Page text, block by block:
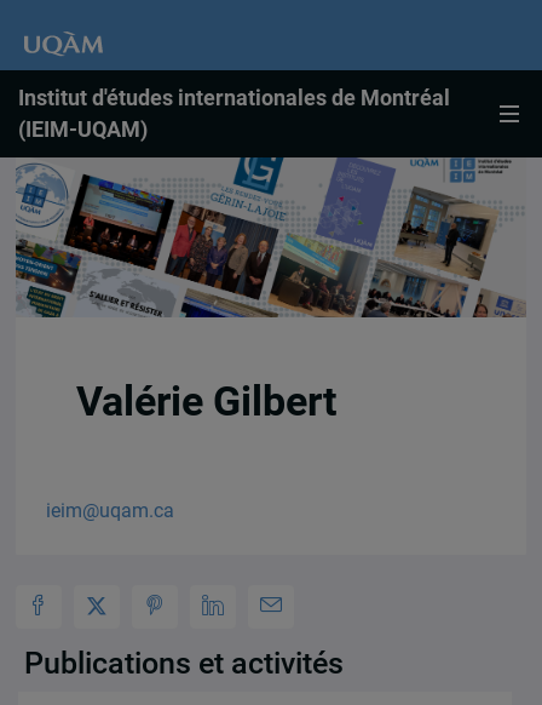
Institut d'études internationales de Montréal
(IEIM-UQAM)
Valérie Gilbert
ieim@uqam.ca
Publications et activités